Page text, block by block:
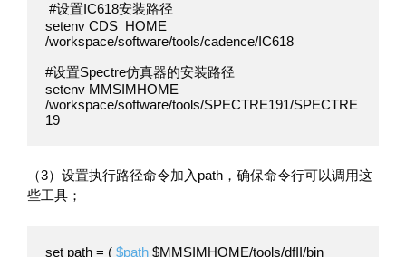
setenv CDS_HOME
/workspace/software/tools/cadence/IC618
#设置Spectre仿真器的安装路径
setenv MMSIMHOME
/workspace/software/tools/SPECTRE191/SPECTRE
19
（3）设置执行路径命令加入path，确保命令行可以调用这
些工具；
set path = ( $path $MMSIMHOME/tools/dfII/bin